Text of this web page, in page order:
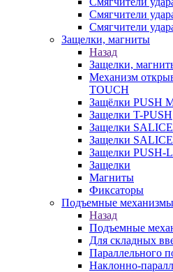
Смягчители
Cмягчители
Защелки, магниты
Назад
Защелки,
Механизм
TOUCH
Защёлки PUSH
Защелки T-PUSH
Защелки
Защелки
Защелки PUSH-
Защелки
Магниты
Фиксаторы
Подъемные
Назад
Подъемные
Для складных
Параллельного
Наклонно-